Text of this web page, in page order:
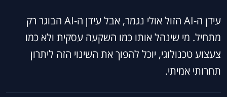
עידן ה-AI הזול אולי נגמר, אבל עידן ה-AI הבוגר רק
מתחיל. מי שינהל אותו כמו השקעה עסקית ולא כמו
צעצוע טכנולוגי, יוכל להפוך את השינוי הזה ליתרון
תחרותי אמיתי.